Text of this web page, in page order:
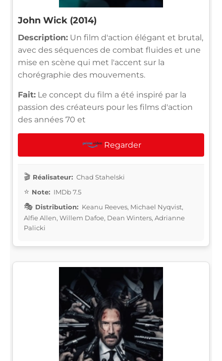
John Wick (2014)
Description: Un film d'action élégant et brutal,
avec des séquences de combat fluides et une
mise en scène qui met l'accent sur la
chorégraphie des mouvements.
Fait: Le concept du film a été inspiré par la
passion des créateurs pour les films d'action
des années 70 et
Regarder
Réalisateur: Chad Stahelski
Note: IMDb 7.5
Distribution: Keanu Reeves, Michael Nyqvist,
Alfie Allen, Willem Dafoe, Dean Winters, Adrianne
Palicki